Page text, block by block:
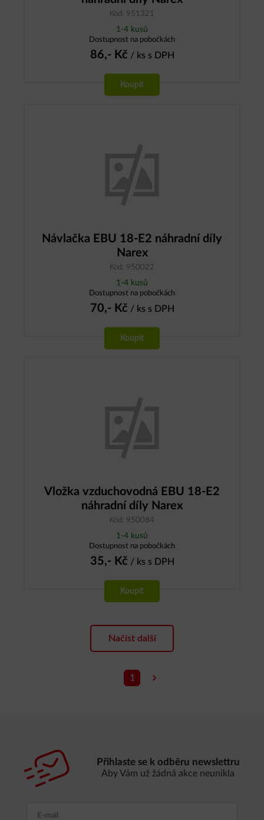
Kód: 951321
1-4 kusů
Dostupnost na pobočkách
86,-Kč / ks s DPH
Koupit
Návlačka EBU 18-E2 náhradní díly
Narex
Kód: 950022
1-4 kusů
Dostupnost na pobočkách
70,-Kč / ks s DPH
Koupit
Vložka vzduchovodná EBU 18-E2
náhradní díly Narex
Kód: 950084
1-4 kusů
Dostupnost na pobočkách
35,-Kč / ks s DPH
Koupit
Načíst další
1
Přihlaste se k odběru newslettru
Aby Vám už žádná akce neunikla